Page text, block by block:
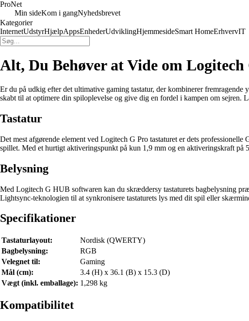
ProNet
Min sideKom i gangNyhedsbrevet
Kategorier
InternetUdstyrHjælpAppsEnhederUdviklingHjemmesideSmart HomeErhvervIT
Alt, Du Behøver at Vide om
Er du på udkig efter det ultimative gaming tastatur, der kombinerer
skabt til at optimere din spiloplevelse og give dig en fordel i kampen om sejren.
Tastatur
Det mest afgørende element ved Logitech G Pro tastaturet er dets
spillet. Med et hurtigt aktiveringspunkt på kun 1,9 mm og en aktiveringskraft
Belysning
Med Logitech G HUB softwaren kan du skræddersy tastaturets bagbelysning
Lightsync-teknologien til at synkronisere tastaturets lys med dit spil eller
Specifikationer
Tastaturlayout:
Nordisk (QWERTY)
Bagbelysning:
RGB
Velegnet til:
Gaming
Mål (cm):
3.4 (H) x 36.1 (B) x 15.3 (D)
Vægt (inkl. emballage): 1,298 kg
Kompatibilitet